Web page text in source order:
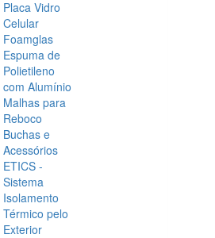
Placa Vidro
Celular
Foamglas
Espuma de
Polietileno
com Alumínio
Malhas para
Reboco
Buchas e
Acessórios
ETICS -
Sistema
Isolamento
Térmico pelo
Exterior